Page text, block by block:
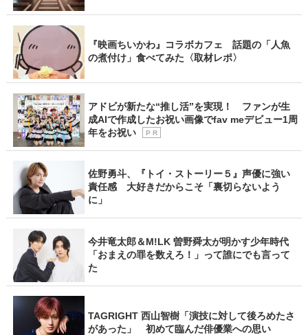
『映画ちいかわ』コラボカフェ 話題の「人魚
の煮付け」食べてみた〈取材レポ〉
アドビが新たな“推し活”を実現！ ファンが生
成AIで作成したお祝い画像でfav meデビュー1周
年をお祝い
P R
佐野勇斗、『トイ・ストーリー５』声優に強い
責任感 大好きだからこそ「裏切らないよう
に」
今井竜太郎＆M!LK 曽野舜太が明かす少年時代
「おまえの罪を数えろ！」って誰にでも言って
た
TAGRIGHT 西山智樹「演技に対して後ろめたさ
があった」 初めて臨んだ俳優業への思い